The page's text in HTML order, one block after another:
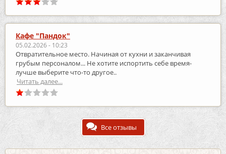
Кафе "Пандок"
05.02.2026 - 10:23
Отвратительное место. Начиная от кухни и заканчивая
грубым персоналом... Не хотите испортить себе время-
лучше выберите что-то другое..
Читать далее...
Все отзывы